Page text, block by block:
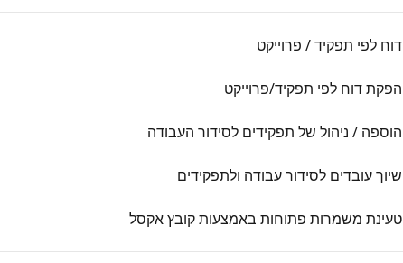
דוח לפי תפקיד / פרוייקט
הפקת דוח לפי תפקיד/פרוייקט
הוספה / ניהול של תפקידים לסידור העבודה
שיוך עובדים לסידור עבודה ולתפקידים
טעינת משמרות פתוחות באמצעות קובץ אקסל